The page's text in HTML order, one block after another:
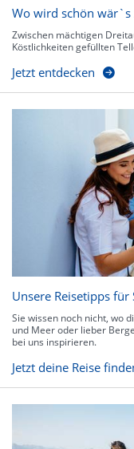
Wo wird schön wär`s
Zwischen mächtigen
Köstlichkeiten gefüllten
Jetzt entdecken
Unsere Reisetipps für
Sie wissen noch nicht, wo
und Meer oder lieber
bei uns inspirieren.
Jetzt deine Reise